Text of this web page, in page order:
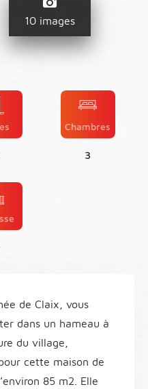
10 images
Chambres
3
de Claix, vous
dans un hameau à
du village,
cette maison de
85 m2. Elle